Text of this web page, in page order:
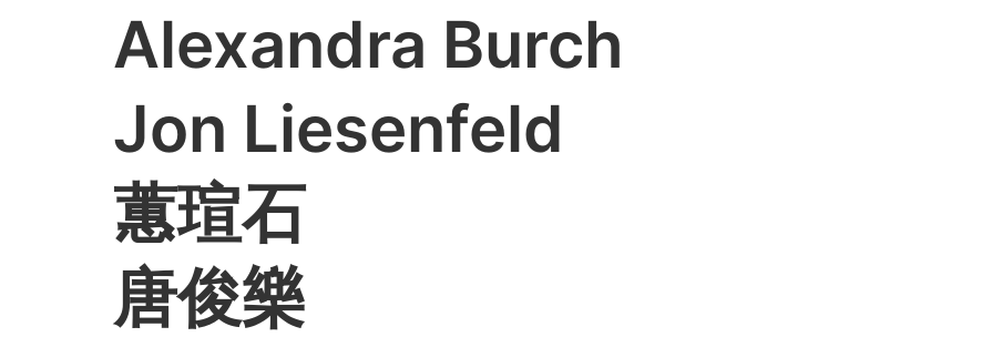
Alexandra Burch
Jon Liesenfeld
蕙瑄石
唐俊樂